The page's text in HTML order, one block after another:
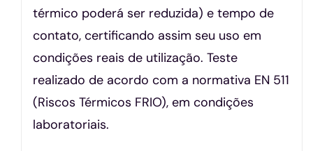
térmico poderá ser reduzida) e tempo de
contato, certificando assim seu uso em
condições reais de utilização. Teste
realizado de acordo com a normativa EN 511
(Riscos Térmicos FRIO), em condições
laboratoriais.